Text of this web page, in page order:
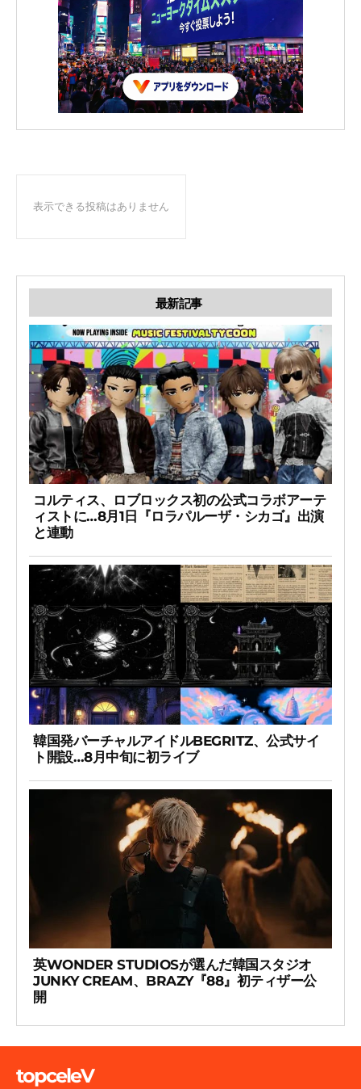
表示できる投稿はありません
最新記事
コルティス、ロブロックス初の公式コラボアーテ
ィストに…8月1日『ロラパルーザ・シカゴ』出演
と連動
韓国発バーチャルアイドルBEGRITZ、公式サイ
ト開設…8月中旬に初ライブ
英WONDER STUDIOSが選んだ韓国スタジオ
JUNKY CREAM、BRAZY『88』初ティザー公
開
topceleV